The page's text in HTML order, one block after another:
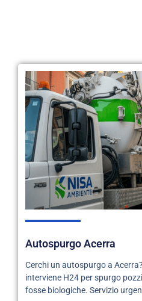
Autospurgo Acerra
Cerchi un autospurgo a
interviene H24 per spurgo
fosse biologiche. Servizio